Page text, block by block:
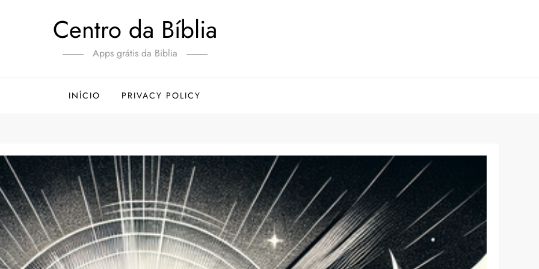
Centro da Bíblia
Apps grátis da Biblia
INÍCIO PRIVACY POLICY